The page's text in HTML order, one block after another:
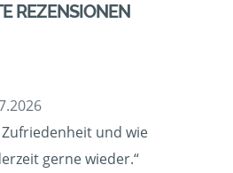
REZENSIONEN
Zufriedenheit und wie
gerne wieder.“